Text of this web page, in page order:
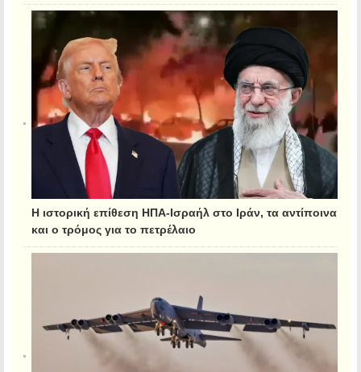
Η ιστορική επίθεση ΗΠΑ-Ισραήλ στο Ιράν, τα αντίποινα
και ο τρόμος για το πετρέλαιο